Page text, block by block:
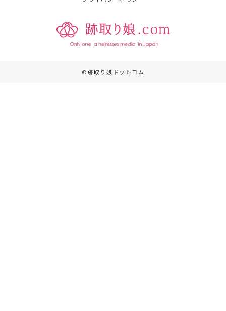
©跡取り娘ドットコム